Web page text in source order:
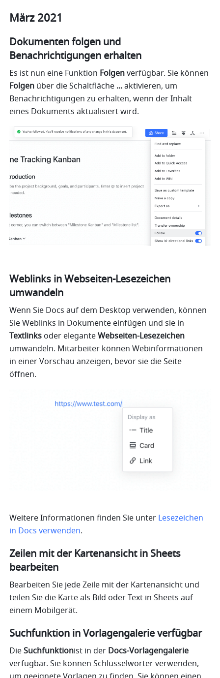
März 2021
Dokumenten folgen und
Benachrichtigungen erhalten
Es ist nun eine Funktion Folgen
Folgen über die Schaltfläche ... aktivieren, um
Benachrichtigungen zu erhalten, wenn der Inhalt
eines Dokuments aktualisiert wird.
Weblinks in Webseiten-Lesezeichen
umwandeln
Wenn Sie Docs auf dem Desktop verwenden, können
Textlinks oder elegante Webseiten-Lesezeichen
umwandeln. Mitarbeiter können Webinformationen
in einer Vorschau anzeigen, bevor sie die Seite
öffnen.
Weitere Informationen finden Sie unter Lesezeichen
in Docs verwenden.
Zeilen mit der Kartenansicht in Sheets
bearbeiten
Bearbeiten Sie jede Zeile mit der Kartenansicht und
teilen Sie die Karte als Bild oder Text in Sheets auf
einem Mobilgerät.
Suchfunktion in Vorlagengalerie verfügbar
Die Suchfunktionist in der Docs-Vorlagengalerie
verfügbar. Sie können Schlüsselwörter verwenden,